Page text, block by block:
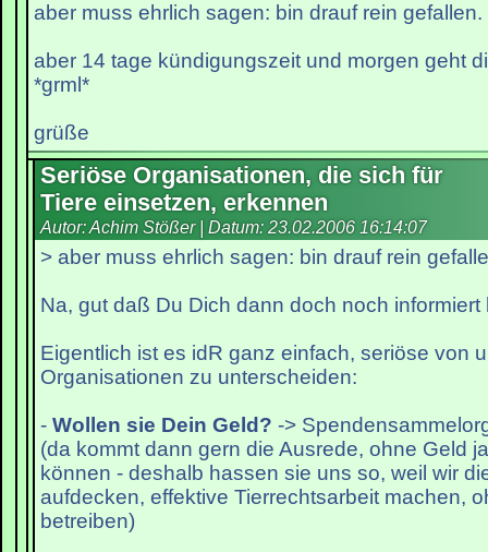
aber muss ehrlich sagen: bin drauf rein gefallen.
aber 14 tage kündigungszeit und morgen geht
*grml*
grüße
Seriöse Organisationen, die sich für
Tiere einsetzen, erkennen
Autor: Achim Stößer | Datum: 23.02.2006 16:14:07
> aber muss ehrlich sagen: bin drauf rein
Na, gut daß Du Dich dann doch noch informiert
Eigentlich ist es idR ganz einfach, seriöse von
Organisationen zu unterscheiden:
- Wollen sie Dein Geld? ->
(da kommt dann gern die Ausrede, ohne Geld
können - deshalb hassen sie uns so, weil wir
aufdecken, effektive Tierrechtsarbeit machen,
betreiben)